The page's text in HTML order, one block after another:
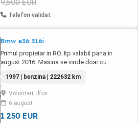
9,500 EUR
Telefon validat
Bmw e36 316i
Primul propietar in RO. Itp valabil pana in
august 2016. Masina se vinde doar cu
folosită daily din anul 2016.Rugină praguri
stânga-dreapta ...pierderi superficiale ulei. AC
funtional...dublu clima..(ventilator defect ) .
Masina se poate vedea in Voluntari ...
1997 | benzina | 222632 km
Voluntari, Ilfov
6 august
1 250 EUR